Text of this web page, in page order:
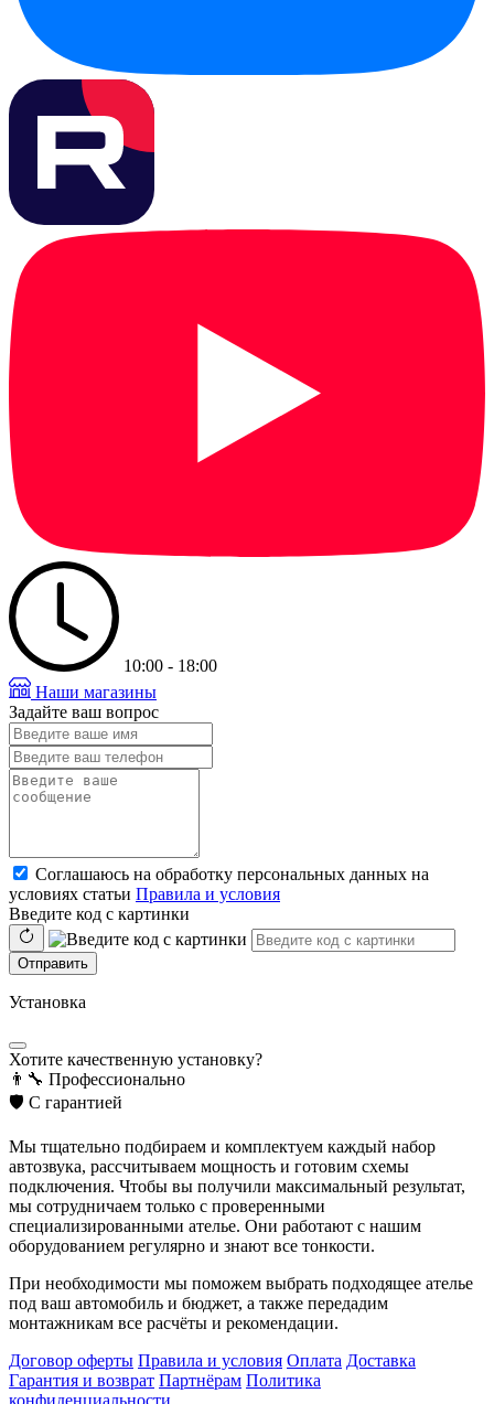
10:00 - 18:00
Наши магазины
Задайте ваш вопрос
Соглашаюсь на обработку персональных данных на
условиях статьи Правила и условия
Введите код с картинки
Отправить
Установка
Хотите качественную установку?
👨‍🔧 Профессионально
🛡️ С гарантией
Мы тщательно подбираем и комплектуем каждый набор
автозвука, рассчитываем мощность и готовим схемы
подключения. Чтобы вы получили максимальный результат,
мы сотрудничаем только с проверенными
специализированными ателье. Они работают с нашим
оборудованием регулярно и знают все тонкости.
При необходимости мы поможем выбрать подходящее ателье
под ваш автомобиль и бюджет, а также передадим
монтажникам все расчёты и рекомендации.
Договор оферты Правила и условия Оплата Доставка
Гарантия и возврат Партнёрам Политика